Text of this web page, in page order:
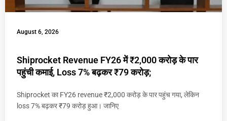
August 6, 2026
Shiprocket Revenue FY26 में ₹2,000 करोड़ के पार
पहुंची कमाई, Loss 7% बढ़कर ₹79 करोड़;
Shiprocket का FY26 revenue ₹2,000 करोड़ के पार पहुंच गया, लेकिन
loss 7% बढ़कर ₹79 करोड़ हुआ। जानिए